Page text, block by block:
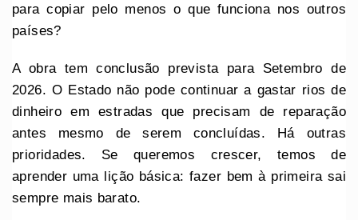
para copiar pelo menos o que funciona nos outros
países?
A obra tem conclusão prevista para Setembro de
2026. O Estado não pode continuar a gastar rios de
dinheiro em estradas que precisam de reparação
antes mesmo de serem concluídas. Há outras
prioridades. Se queremos crescer, temos de
aprender uma lição básica: fazer bem à primeira sai
sempre mais barato.